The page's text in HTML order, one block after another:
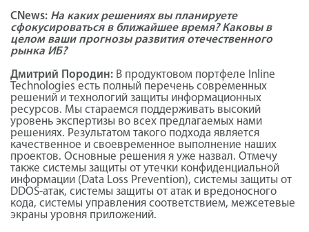
CNews: На каких решениях вы планируете
сфокусироваться в ближайшее время? Каковы в
целом ваши прогнозы развития отечественного
рынка ИБ?
Дмитрий Породин: В продуктовом портфеле Inline
Technologies есть полный перечень современных
решений и технологий защиты информационных
ресурсов. Мы стараемся поддерживать высокий
уровень экспертизы во всех предлагаемых нами
решениях. Результатом такого подхода является
качественное и своевременное выполнение наших
проектов. Основные решения я уже назвал. Отмечу
также системы защиты от утечки конфиденциальной
информации (Data Loss Prevention), системы защиты от
DDOS-атак, системы защиты от атак и вредоносного
кода, системы управления соответствием, межсетевые
экраны уровня приложений.